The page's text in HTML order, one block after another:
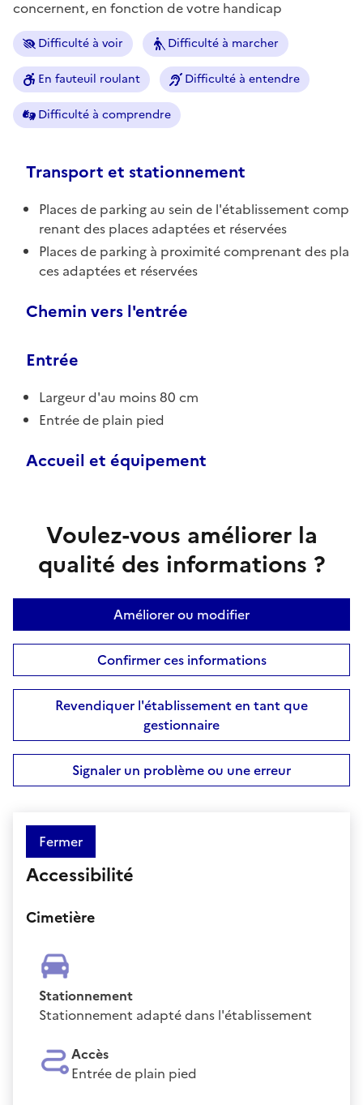
concernent, en fonction de votre handicap
Difficulté à voir Difficulté à marcher
En fauteuil roulant Difficulté à entendre
Difficulté à comprendre
Transport et stationnement
Places de parking au sein de l'établissement comp
renant des places adaptées et réservées
Places de parking à proximité comprenant des pla
ces adaptées et réservées
Chemin vers l'entrée
Entrée
Largeur d'au moins 80 cm
Entrée de plain pied
Accueil et équipement
Voulez-vous améliorer la
qualité des informations ?
Améliorer ou modifier
Confirmer ces informations
Revendiquer l'établissement en tant que
gestionnaire
Signaler un problème ou une erreur
Fermer
Accessibilité
Cimetière
Stationnement
Stationnement adapté dans l'établissement
Accès
Entrée de plain pied